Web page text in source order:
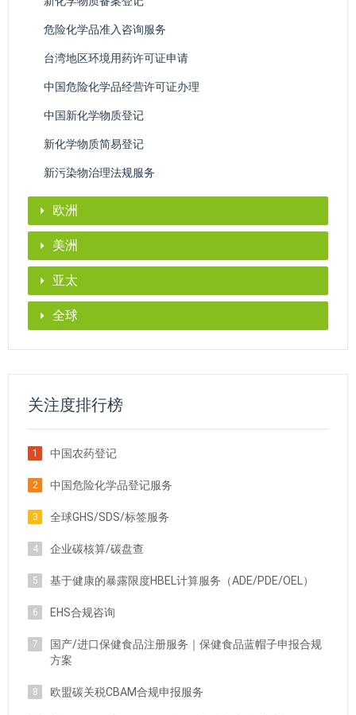
危险化学品准入咨询服务
台湾地区环境用药许可证申请
中国危险化学品经营许可证办理
中国新化学物质登记
新化学物质简易登记
新污染物治理法规服务
欧洲
美洲
亚太
全球
关注度排行榜
1 中国农药登记
2 中国危险化学品登记服务
3 全球GHS/SDS/标签服务
4 企业碳核算/碳盘查
5 基于健康的暴露限度HBEL计算服务（ADE/PDE/OEL）
6 EHS合规咨询
7
国产/进口保健食品注册服务｜保健食品蓝帽子申报合规
方案
8 欧盟碳关税CBAM合规申报服务